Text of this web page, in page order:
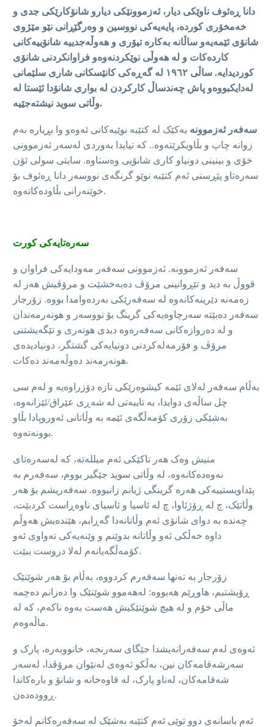
دانا ڕەئوف ناوێکی دیار، ئەزموونێکی دیارو شانۆکارێکی جدی و
خەمخۆری کوردە، پایەیەکی نووسین و وەرگێڕانی نێو مێژوی
شانۆی ئێمەیەو ساڵانە بەکارە تیۆری و هەوڵەجدییە شانۆییەکانی
کاردەکات و لە هەوڵی نوێکردنەوەو فراوانکردنی شانۆی
کوردیدایە. ساڵی ١٩٦٢ لە گەڕەکی کانێسکانی شاری سلێمانی
لەدایکبووەو پاش چەندساڵ کارکردن لە بواری شانۆدا ئێستا لە
وڵاتی سوید نیشتەجێیە.
سەفەر ئەزموونە یەکێک لە کتێبە نوێیەکانی ئەوەو وا بڕیارە بەم
زوانە چاپ و بڵاوبکرێتەوە.. کە تیایدا بەوردی لەسەر ئەزموونی
خۆی و بینینی دونیاو کاری شانۆیی وەستاوە. سایتی سولی ئۆن
سەرەتاو پێڕستی ئەم کتێبە نوێو گرنگەی نووسەر دانا ڕەئوف بۆ
خوێنەرانی بڵاودەکاتەوە.
سەرەتایەکی کورت
سەفەر ئەزموونە. ئەزموونی سەفەر مەودایەکی فراوان و
قووڵ بە دید و تێڕوانینی مرۆڤ دەبەخشێت و مرۆڤیش هەر لە
زەمەنە دێرینەکانەوە لە سەفەرێکی بەردەوامدا بووە. زۆرجار
سەفەر دەبێتە سەرچاوەیەکی گرینگ بۆ نووسەر و هونەرمەندان
و لە دەروازەکانی سەفەرەوە دیدی هونەری و تێگەیشتنی
مرۆڤ و فۆرمەلەکردنی دونیایەکی گشتگر، دونیادیدەی
هونەرمەند دەوڵەمەند دەکات.
بەڵام سەفەر لەلای ئێمە کیشوەرێکی تازە دۆزراوەیە و لەم سی
چل ساڵەی دوایدا، بە تایبەتی لە شەڕی عێراق/ئێرانەوە،
بەشێکی زۆری کۆمەڵگەی ئێمە بە وڵاتانی ئەوروپادا بڵاو
بوونەتەوە.
منیش وەک هەر تاکێکی ئەم میللەتە، کە لەسەرەتای
نەوەدەکانەوە، لە وڵاتی سوید جێگیر بووم، سەفەرم بە
پێداویستییەکی هەرە گرینگی ژیانم زانیووە. سەفەریشم بۆ هەر
وڵاتێک، چ لە ڕۆژئاوا، چ له‌ ئاسیا و ئاسیای ناوەڕاست کردبێت،
چەندە بە دوای شانۆی ئەم وڵاتانەدا گەڕابم، هێندەیش هەوڵم
داوە خەڵکی ئەو وڵاتانە بدوێنم و وێنەیەکی تەواوی ئەو
کۆمەڵگەیانەم لەلا دروست ببێت.
زۆرجار بە تەنها سەفەرم کردووە، بەڵام بۆ هەر شوێنێک
ڕۆیشتبم، هاوڕێم هەبووە: لەهەموو شوێنێک وا دەزانم دەچمە
ماڵی خۆم و لە هیچ شوێنێکیش هەست بەوە ناکەم، کە لە
ماڵەوەم.
ئەوەی لەم سەفەرانەیشدا جێگای سەرنجە، خانووبەرە، پارک و
سەرشەقامەکان نین، بەڵکو ئەوەی لەنێوان مرۆڤدا، لەسەر
شەقامەکان، لەناو پارک، لە قاوەخانە و شانۆ و بارەکاندا
ڕوودەدەن.
ئەم باسانەی دوو توێی ئەم کتێبە بەشێک لە سەفەرەکانم لەخۆ